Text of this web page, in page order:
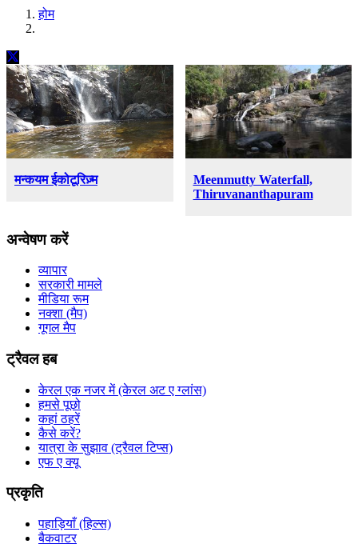
होम
मन्कयम ईकोटूरिज़्म
Meenmutty Waterfall,
Thiruvananthapuram
अन्वेषण करें
व्यापार
सरकारी मामले
मीडिया रूम
नक्शा (मैप)
गूगल मैप
ट्रैवल हब
केरल एक नजर में (केरल अट ए ग्लांस)
हमसे पूछो
कहां ठहरें
कैसे करें?
यात्रा के सुझाव (ट्रैवल टिप्स)
एफ ए क्यू
प्रकृति
पहाड़ियाँ (हिल्स)
बैकवाटर